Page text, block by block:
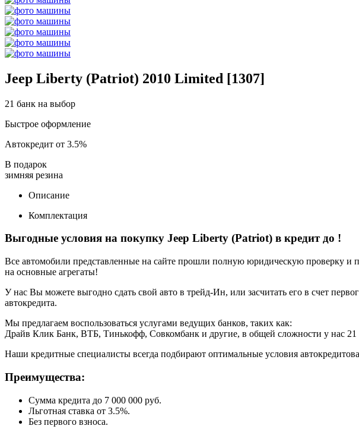
Jeep Liberty (Patriot) 2010 Limited [1307]
21 банк на выбор
Быстрое оформление
Автокредит от 3.5%
В подарок
зимняя резина
Описание
Комплектация
Выгодные условия на покупку Jeep Liberty (Patriot) в кредит до !
Все автомобили представленные на сайте прошли полную юридическую проверку и
на основные агрегаты!
У нас Вы можете выгодно сдать свой авто в трейд-Ин, или засчитать его в счет
автокредита.
Мы предлагаем воспользоваться услугами ведущих банков, таких как:
Драйв Клик Банк, ВТБ, Тинькофф, Совкомбанк и другие, в общей сложности у нас
Наши кредитные специалисты всегда подбирают оптимальные условия
Преимущества:
Сумма кредита до 7 000 000 руб.
Льготная ставка от 3.5%.
Без первого взноса.